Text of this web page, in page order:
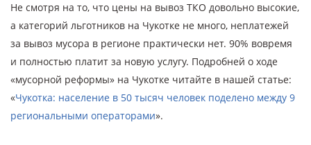
Не смотря на то, что цены на вывоз ТКО довольно высокие,
а категорий льготников на Чукотке не много, неплатежей
за вывоз мусора в регионе практически нет. 90% вовремя
и полностью платит за новую услугу. Подробней о ходе
«мусорной реформы» на Чукотке читайте в нашей статье:
«Чукотка: население в 50 тысяч человек поделено между 9
региональными операторами».